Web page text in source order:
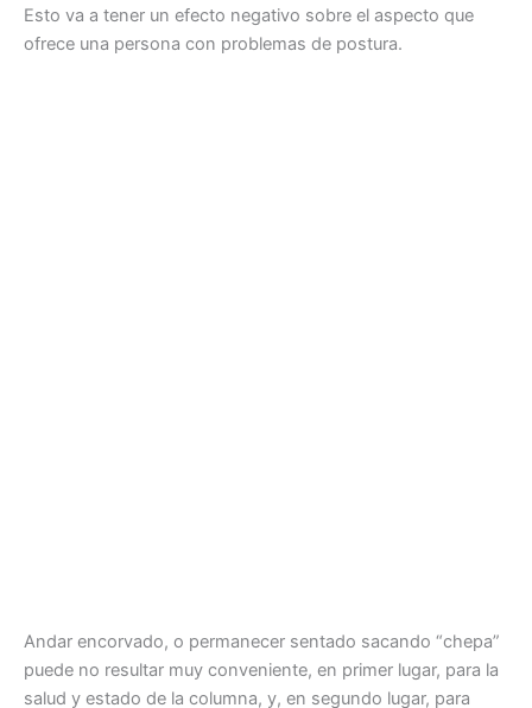
Esto va a tener un efecto negativo sobre el aspecto que
ofrece una persona con problemas de postura.
Andar encorvado, o permanecer sentado sacando “chepa”
puede no resultar muy conveniente, en primer lugar, para la
salud y estado de la columna, y, en segundo lugar, para